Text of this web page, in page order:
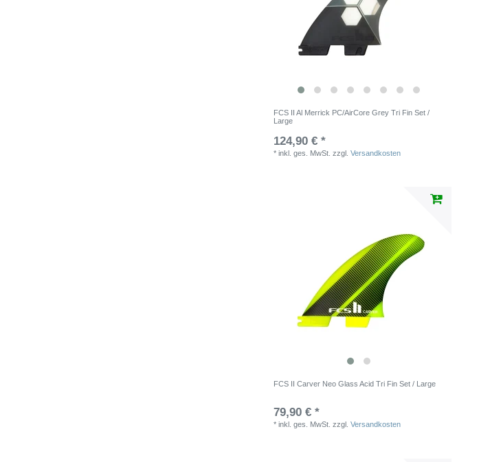
FCS II Al Merrick PC/AirCore Grey Tri Fin Set /
Large
124,90 € *
*inkl. ges. MwSt. zzgl.Versandkosten
FCS II Carver Neo Glass Acid Tri Fin Set / Large
79,90 € *
*inkl. ges. MwSt. zzgl.Versandkosten